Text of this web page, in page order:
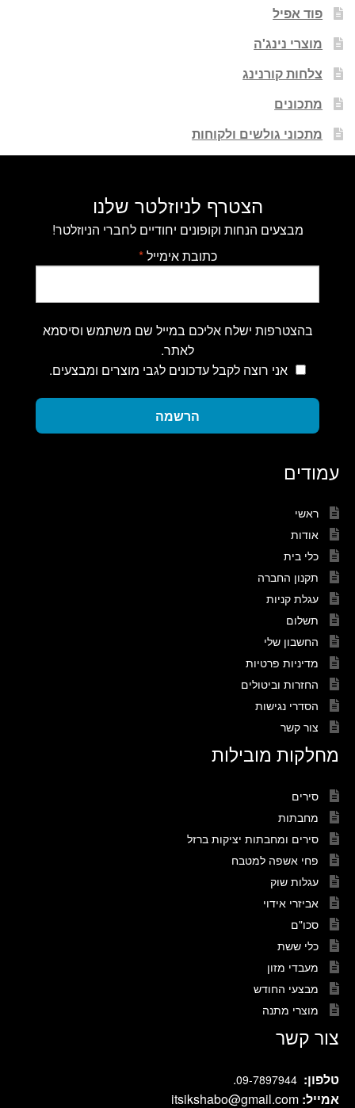
פוד אפיל
מוצרי נינג'ה
צלחות קורנינג
מתכונים
מתכוני גולשים ולקוחות
הצטרף לניוזלטר שלנו
מבצעים הנחות וקופונים יחודיים לחברי הניוזלטר!
כתובת אימייל*
בהצטרפות ישלח אליכם במייל שם משתמש וסיסמא
לאתר.
אני רוצה לקבל עדכונים לגבי מוצרים ומבצעים.
הרשמה
עמודים
ראשי
אודות
כלי בית
תקנון החברה
עגלת קניות
תשלום
החשבון שלי
מדיניות פרטיות
החזרות וביטולים
הסדרי נגישות
צור קשר
מחלקות מובילות
סירים
מחבתות
סירים ומחבתות יציקות ברזל
פחי אשפה למטבח
עגלות שוק
אביזרי אידוי
סכו"ם
כלי ששת
מעבדי מזון
מבצעי החודש
מוצרי מתנה
צור קשר
טלפון: 09-7897944
.
אמייל: itsikshabo@gmail.com